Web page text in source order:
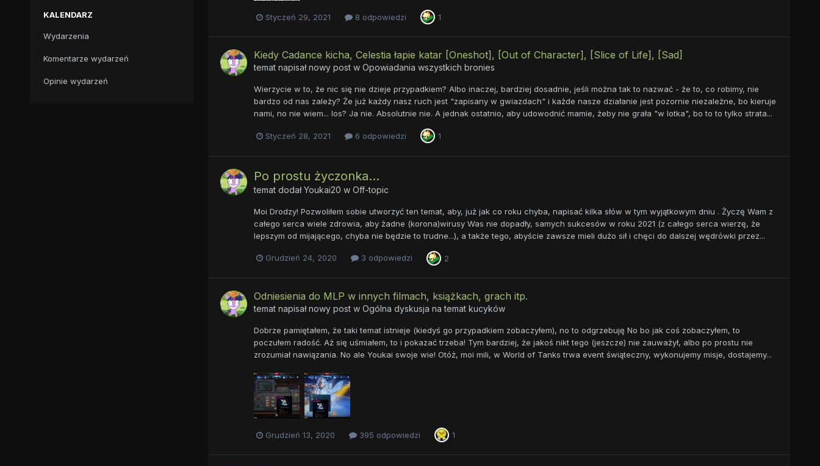
KALENDARZ
Wydarzenia
Komentarze wydarzeń
Opinie wydarzeń
Styczeń 29, 2021 8 odpowiedzi 1
Kiedy Cadance kicha, Celestia łapie katar [Oneshot], [Out of Character], [Slice of Life], [Sad]
temat napisał nowy post w Opowiadania wszystkich bronies
Wierzycie w to, że nic się nie dzieje przypadkiem? Albo inaczej, bardziej dosadnie, jeśli można tak to nazwać - że to, co robimy, nie
bardzo od nas zależy? Że już każdy nasz ruch jest "zapisany w gwiazdach" i każde nasze działanie jest pozornie niezależne, bo kieruje
nami, no nie wiem... los? Ja nie. Absolutnie nie. A jednak ostatnio, aby udowodnić mamie, żeby nie grała "w lotka", bo to to tylko strata...
Styczeń 28, 2021 6 odpowiedzi 1
Po prostu życzonka...
temat dodałYoukai20 w Off-topic
Moi Drodzy! Pozwoliłem sobie utworzyć ten temat, aby, już jak co roku chyba, napisać kilka słów w tym wyjątkowym dniu . Życzę Wam z
całego serca wiele zdrowia, aby żadne (korona)wirusy Was nie dopadły, samych sukcesów w roku 2021 (z całego serca wierzę, że
lepszym od mijającego, chyba nie będzie to trudne...), a także tego, abyście zawsze mieli dużo sił i chęci do dalszej wędrówki przez...
Grudzień 24, 2020 3 odpowiedzi 2
Odniesienia do MLP w innych filmach, książkach, grach itp.
temat napisał nowy post w Ogólna dyskusja na temat kucyków
Dobrze pamiętałem, że taki temat istnieje (kiedyś go przypadkiem zobaczyłem), no to odgrzebuję No bo jak coś zobaczyłem, to
poczułem radość. Aż się uśmiałem, to i pokazać trzeba! Tym bardziej, że jakoś nikt tego (jeszcze) nie zauważył, albo po prostu nie
zrozumiał nawiązania. No ale Youkai swoje wie! Otóż, moi mili, w World of Tanks trwa event świąteczny, wykonujemy misje, dostajemy...
Grudzień 13, 2020 395 odpowiedzi 1